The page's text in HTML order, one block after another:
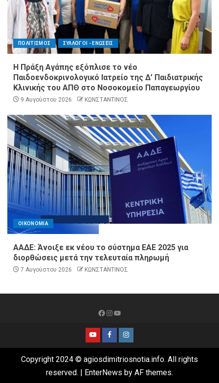
ΠΟΛΙΤΙΣΜΟΣ ΣΥΛΛΟΓΟΙ - ΕΝΩΣΕΙΣ
Η Πράξη Αγάπης εξόπλισε το νέο
Παιδοενδοκρινολογικό Ιατρείο της Δ’ Παιδιατρικής
Κλινικής του ΑΠΘ στο Νοσοκομείο Παπαγεωργίου
9 Αυγούστου 2026 ΚΩΝΣΤΑΝΤΙΝΟΣ
ΟΙΚΟΝΟΜΙΑ
ΑΑΔΕ: Άνοιξε εκ νέου το σύστημα ΕΑΕ 2025 για
διορθώσεις μετά την τελευταία πληρωμή
7 Αυγούστου 2026 ΚΩΝΣΤΑΝΤΙΝΟΣ
Copyright 2024 © agiosdimitriosnotia.info. All rights
reserved.
EnterNews by AF themes.